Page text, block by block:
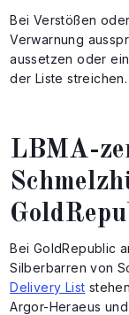
Bei Verstößen
Verwarnung
aussetzen oder
der Liste streichen.
LBMA-
Bei GoldRepublic
Silberbarren von
Delivery List
Argor-Heraeus